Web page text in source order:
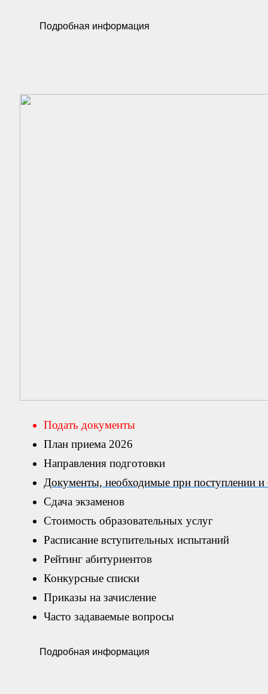
Подробная информация
Подать документы
План приема 2026
Направления подготовки
Документы, необходимые при поступлении и
Сдача экзаменов
Стоимость образовательных услуг
Расписание вступительных испытаний
Рейтинг абитуриентов
Конкурсные списки
Приказы на зачисление
Часто задаваемые вопросы
Подробная информация